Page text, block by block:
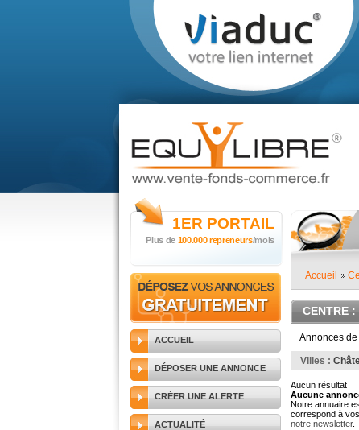
1ER PORTAIL
Plus de 100.000 repreneurs/mois
ACCUEIL
DÉPOSER UNE ANNONCE
CRÉER UNE ALERTE
ACTUALITÉ
Accueil
CENTRE:
Annonces
Villes :
Aucun résultat
Aucune
Notre annuaire
correspond à
notre newsletter.